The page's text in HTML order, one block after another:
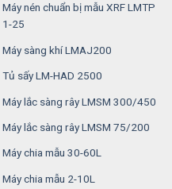
Máy nén chuẩn bị mẫu XRF LMTP
1-25
Máy sàng khí LMAJ200
Tủ sấy LM-HAD 2500
Máy lắc sàng rây LMSM 300/450
Máy lắc sàng rây LMSM 75/200
Máy chia mẫu 30-60L
Máy chia mẫu 2-10L